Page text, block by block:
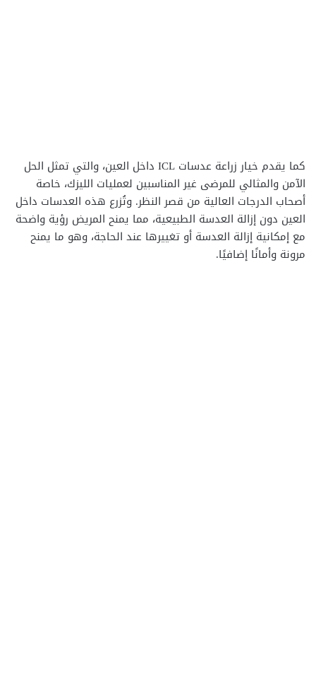
كما يقدم خيار زراعة عدسات ICL داخل العين، والتي تمثل الحل
الآمن والمثالي للمرضى غير المناسبين لعمليات الليزك، خاصة
أصحاب الدرجات العالية من قصر النظر. وتُزرع هذه العدسات داخل
العين دون إزالة العدسة الطبيعية، مما يمنح المريض رؤية واضحة
مع إمكانية إزالة العدسة أو تغييرها عند الحاجة، وهو ما يمنح
مرونة وأمانًا إضافيًا.